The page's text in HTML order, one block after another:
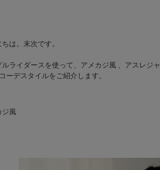
ちは。末次です。
ルライダースを使って、アメカジ風 、アスレジ
ーデスタイルをご紹介します。
ジ風